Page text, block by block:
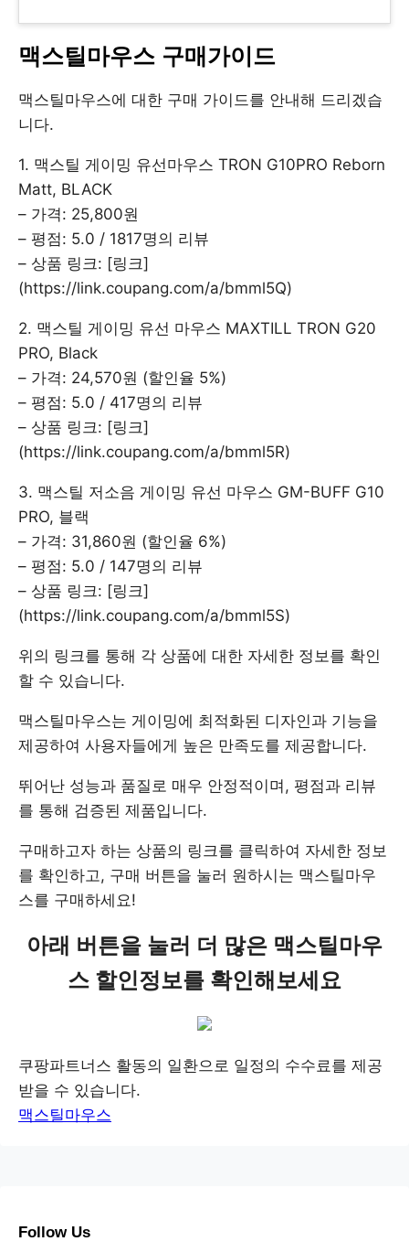
맥스틸마우스 구매가이드
맥스틸마우스에 대한 구매 가이드를 안내해 드리겠습
니다.
1. 맥스틸 게이밍 유선마우스 TRON G10PRO Reborn
Matt, BLACK
– 가격: 25,800원
– 평점: 5.0 / 1817명의 리뷰
– 상품 링크: [링크]
(https://link.coupang.com/a/bmml5Q)
2. 맥스틸 게이밍 유선 마우스 MAXTILL TRON G20
PRO, Black
– 가격: 24,570원 (할인율 5%)
– 평점: 5.0 / 417명의 리뷰
– 상품 링크: [링크]
(https://link.coupang.com/a/bmml5R)
3. 맥스틸 저소음 게이밍 유선 마우스 GM-BUFF G10
PRO, 블랙
– 가격: 31,860원 (할인율 6%)
– 평점: 5.0 / 147명의 리뷰
– 상품 링크: [링크]
(https://link.coupang.com/a/bmml5S)
위의 링크를 통해 각 상품에 대한 자세한 정보를 확인
할 수 있습니다.
맥스틸마우스는 게이밍에 최적화된 디자인과 기능을
제공하여 사용자들에게 높은 만족도를 제공합니다.
뛰어난 성능과 품질로 매우 안정적이며, 평점과 리뷰
를 통해 검증된 제품입니다.
구매하고자 하는 상품의 링크를 클릭하여 자세한 정보
를 확인하고, 구매 버튼을 눌러 원하시는 맥스틸마우
스를 구매하세요!
아래 버튼을 눌러 더 많은 맥스틸마우
스 할인정보를 확인해보세요
쿠팡파트너스 활동의 일환으로 일정의 수수료를 제공
받을 수 있습니다.
맥스틸마우스
Follow Us